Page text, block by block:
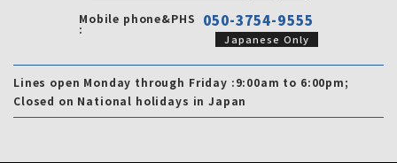
Mobile phone&PHS
: 050-3754-9555
Japanese Only
Lines open Monday through Friday :9:00am to 6:00pm;
Closed on National holidays in Japan